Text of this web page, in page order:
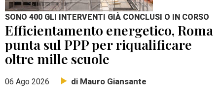
SONO 400 GLI INTERVENTI GIÀ CONCLUSI O IN CORSO
Efficientamento energetico, Roma
punta sul PPP per riqualificare
oltre mille scuole
06 Ago 2026 di Mauro Giansante